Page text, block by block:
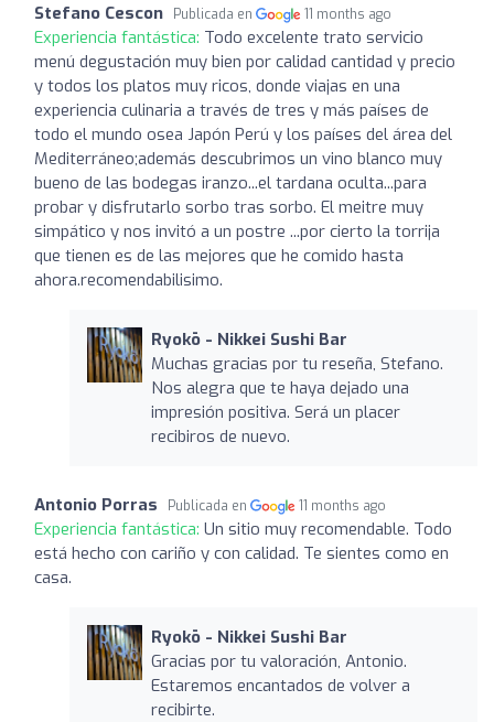
Stefano Cescon Publicada en 11 months ago
Experiencia fantástica: Todo excelente trato servicio
menú degustación muy bien por calidad cantidad y precio
y todos los platos muy ricos, donde viajas en una
experiencia culinaria a través de tres y más países de
todo el mundo osea Japón Perú y los países del área del
Mediterráneo;además descubrimos un vino blanco muy
bueno de las bodegas iranzo...el tardana oculta...para
probar y disfrutarlo sorbo tras sorbo. El meitre muy
simpático y nos invitó a un postre ...por cierto la torrija
que tienen es de las mejores que he comido hasta
ahora.recomendabilisimo.
Ryokō - Nikkei Sushi Bar
Muchas gracias por tu reseña, Stefano.
Nos alegra que te haya dejado una
impresión positiva. Será un placer
recibiros de nuevo.
Antonio Porras Publicada en 11 months ago
Experiencia fantástica: Un sitio muy recomendable. Todo
está hecho con cariño y con calidad. Te sientes como en
casa.
Ryokō - Nikkei Sushi Bar
Gracias por tu valoración, Antonio.
Estaremos encantados de volver a
recibirte.